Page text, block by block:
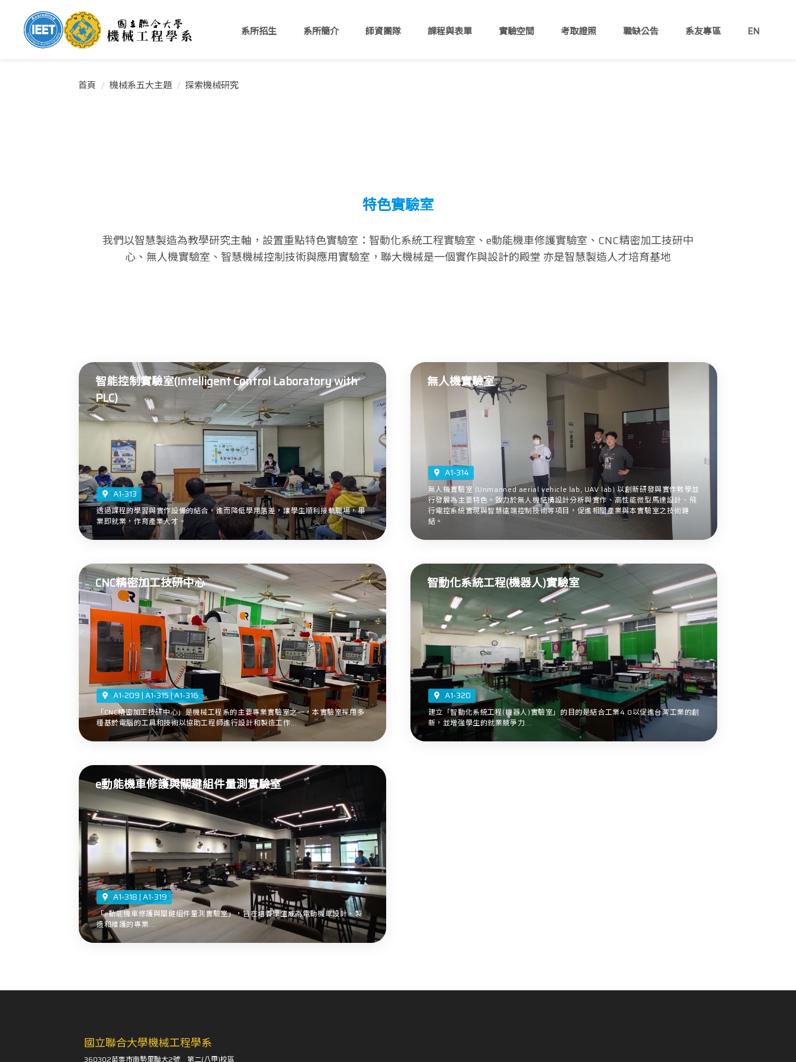
系所招生 系所簡介 師資團隊 課程與表單 實驗空間 考取證照 職缺公告 系友專區 EN
首頁 機械系五大主題 探索機械研究
特色實驗室
我們以智慧製造為教學研究主軸，設置重點特色實驗室：智動化系統工程實驗室、e動能機車修護實驗室、CNC精密加工技研中
心、無人機實驗室、智慧機械控制技術與應用實驗室，聯大機械是一個實作與設計的殿堂 亦是智慧製造人才培育基地
智能控制實驗室(Intelligent Control Laboratory with
PLC)
A1-313
透過課程的學習與實作設備的結合，進而降低學用落差，讓學生順利接軌職場，畢
業即就業，作育產業人才。
無人機實驗室
A1-314
無人機實驗室 (Unmanned aerial vehicle lab, UAV lab) 以創新研發與實作教學並
行發展為主要特色。致力於無人機結構設計分析與實作、高性能微型馬達設計、飛
行電控系統實現與智慧遠端控制技術等項目，促進相關產業與本實驗室之技術鏈
結。
CNC精密加工技研中心
A1-209 | A1-315 | A1-316
「CNC精密加工技研中心」是機械工程系的主要專業實驗室之一，本實驗室採用多
種基於電腦的工具和技術以協助工程師進行設計和製造工作...
智動化系統工程(機器人)實驗室
A1-320
建立「智動化系統工程(機器人)實驗室」的目的是結合工業4.0以促進台灣工業的創
新，並增強學生的就業競爭力...
e動能機車修護與關鍵組件量測實驗室
A1-318 | A1-319
「e動能機車修護與關鍵組件量測實驗室」，旨在培養學生成為電動機車設計、製
造和維護的專業...
國立聯合大學機械工程學系
360302苗栗市南勢里聯大2號 第二(八甲)校區